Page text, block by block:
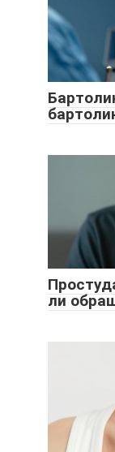
ли